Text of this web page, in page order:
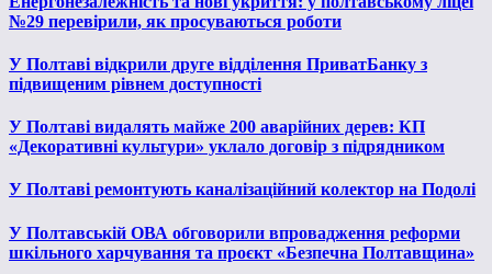
№29 перевірили, як просуваються роботи
У Полтаві відкрили друге відділення ПриватБанку з
підвищеним рівнем доступності
У Полтаві видалять майже 200 аварійних дерев: КП
«Декоративні культури» уклало договір з підрядником
У Полтаві ремонтують каналізаційний колектор на Подолі
У Полтавській ОВА обговорили впровадження реформи
шкільного харчування та проєкт «Безпечна Полтавщина»